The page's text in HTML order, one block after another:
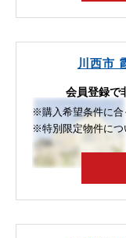
川西市
会員登録で
※購入希望条件に合
※特別限定物件につ